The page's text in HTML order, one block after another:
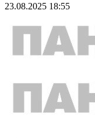
23.08.2025 18:55